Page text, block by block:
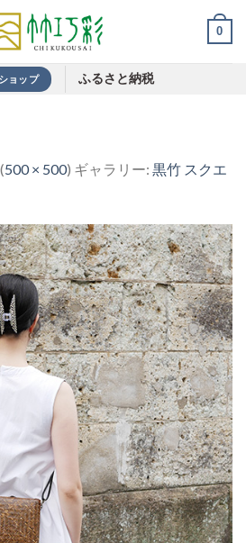
0
ョップ ふるさと納税
(500 × 500) ギャラリー: 黒竹 スクエ